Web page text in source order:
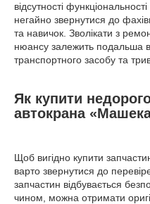
відсутності
негайно звернутися до
та навичок. Зволікати з
нюансу залежить подальша
транспортного засобу та
Як купити
автокрана
Щоб вигідно купити
варто звернутися до
запчастин відбувається
чином, можна отримати